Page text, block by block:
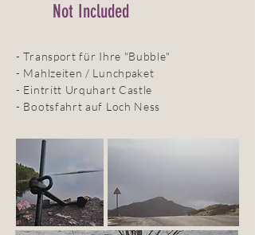
Not Included
- Transport für Ihre "Bubble"
- Mahlzeiten / Lunchpaket
- Eintritt Urquhart Castle
- Bootsfahrt auf Loch Ness